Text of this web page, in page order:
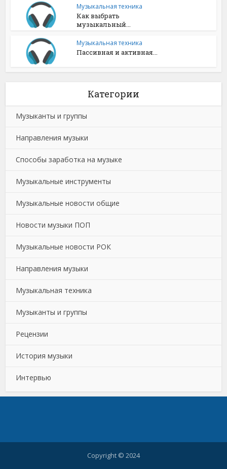
Музыкальная техника
Как выбрать
музыкальный...
Музыкальная техника
Пассивная и активная...
Категории
Музыканты и группы
Направления музыки
Способы заработка на музыке
Музыкальные инструменты
Музыкальные новости общие
Новости музыки ПОП
Музыкальные новости РОК
Направления музыки
Музыкальная техника
Музыканты и группы
Рецензии
История музыки
Интервью
Copyright © 2024